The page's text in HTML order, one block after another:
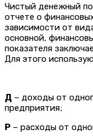
Чистый денежный
отчете о
зависимости от
основной,
показателя
Для этого
Д – доходы от
предприятия;
Р – расходы от